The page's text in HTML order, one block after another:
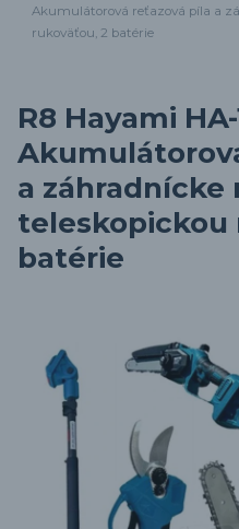
Akumulátorová reťazová píla a
rukoväťou, 2 batérie
R8 Hayami
a záhradnícke
teleskopickou
batérie